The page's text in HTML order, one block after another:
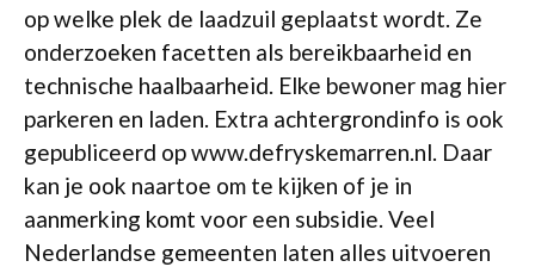
op welke plek de laadzuil geplaatst wordt. Ze
onderzoeken facetten als bereikbaarheid en
technische haalbaarheid. Elke bewoner mag hier
parkeren en laden. Extra achtergrondinfo is ook
gepubliceerd op www.defryskemarren.nl. Daar
kan je ook naartoe om te kijken of je in
aanmerking komt voor een subsidie. Veel
Nederlandse gemeenten laten alles uitvoeren